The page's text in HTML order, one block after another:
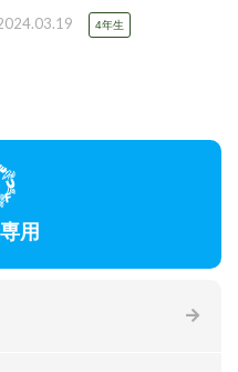
4年生
用